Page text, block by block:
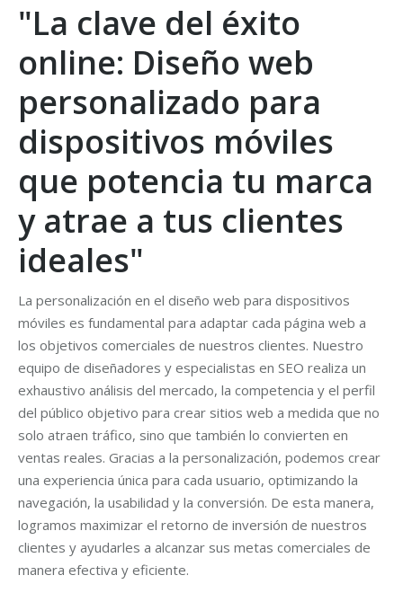
"La clave del éxito
online: Diseño web
personalizado para
dispositivos móviles
que potencia tu marca
y atrae a tus clientes
ideales"
La personalización en el diseño web para dispositivos
móviles es fundamental para adaptar cada página web a
los objetivos comerciales de nuestros clientes. Nuestro
equipo de diseñadores y especialistas en SEO realiza un
exhaustivo análisis del mercado, la competencia y el perfil
del público objetivo para crear sitios web a medida que no
solo atraen tráfico, sino que también lo convierten en
ventas reales. Gracias a la personalización, podemos crear
una experiencia única para cada usuario, optimizando la
navegación, la usabilidad y la conversión. De esta manera,
logramos maximizar el retorno de inversión de nuestros
clientes y ayudarles a alcanzar sus metas comerciales de
manera efectiva y eficiente.